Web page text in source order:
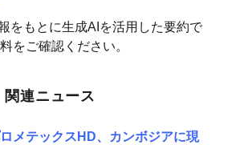
をもとに生成AIを活用した要約で
をご確認ください。
関連ニュース
ロメテックスHD、カンボジアに現